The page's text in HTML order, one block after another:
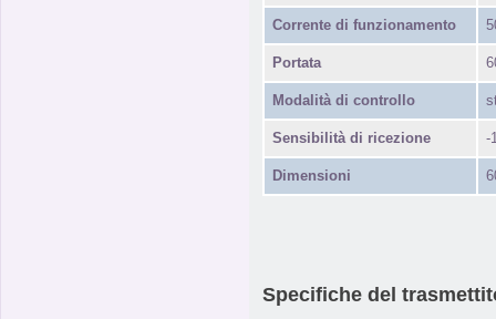
Corrente di funzionamento
Portata
Modalità di controllo
Sensibilità di ricezione -
Dimensioni
Specifiche del